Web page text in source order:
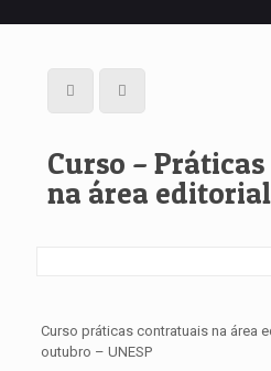
Curso –
na área editorial
Curso práticas contratuais na área
outubro – UNESP